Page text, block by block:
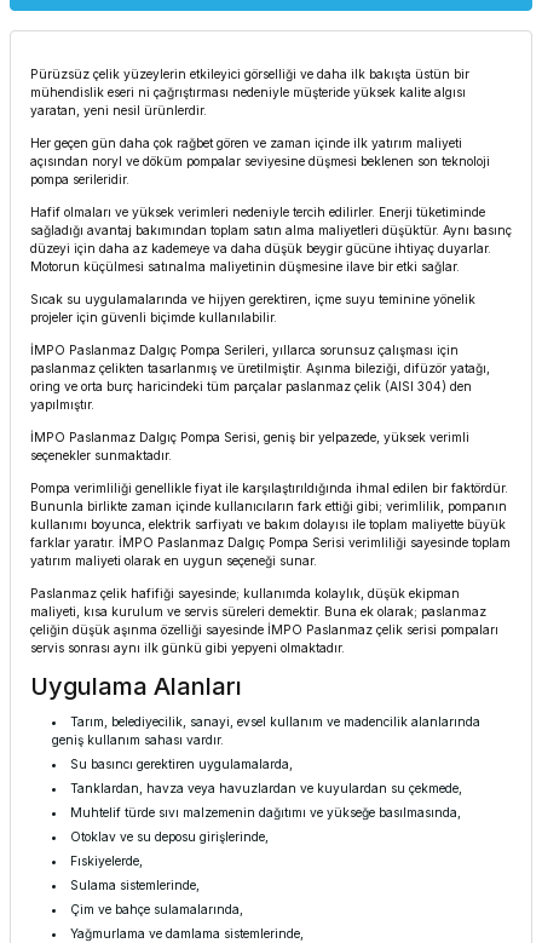
Pürüzsüz çelik yüzeylerin etkileyici görselliği ve daha ilk bakışta üstün bir
mühendislik eseri ni çağrıştırması nedeniyle müşteride yüksek kalite algısı
yaratan, yeni nesil ürünlerdir.
Her geçen gün daha çok rağbet gören ve zaman içinde ilk yatırım maliyeti
açısından noryl ve döküm pompalar seviyesine düşmesi beklenen son teknoloji
pompa serileridir.
Hafif olmaları ve yüksek verimleri nedeniyle tercih edilirler. Enerji tüketiminde
sağladığı avantaj bakımından toplam satın alma maliyetleri düşüktür. Aynı basınç
düzeyi için daha az kademeye va daha düşük beygir gücüne ihtiyaç duyarlar.
Motorun küçülmesi satınalma maliyetinin düşmesine ilave bir etki sağlar.
Sıcak su uygulamalarında ve hijyen gerektiren, içme suyu teminine yönelik
projeler için güvenli biçimde kullanılabilir.
İMPO Paslanmaz Dalgıç Pompa Serileri, yıllarca sorunsuz çalışması için
paslanmaz çelikten tasarlanmış ve üretilmiştir. Aşınma bileziği, difüzör yatağı,
oring ve orta burç haricindeki tüm parçalar paslanmaz çelik (AISI 304) den
yapılmıştır.
İMPO Paslanmaz Dalgıç Pompa Serisi, geniş bir yelpazede, yüksek verimli
seçenekler sunmaktadır.
Pompa verimliliği genellikle fiyat ile karşılaştırıldığında ihmal edilen bir faktördür.
Bununla birlikte zaman içinde kullanıcıların fark ettiği gibi; verimlilik, pompanın
kullanımı boyunca, elektrik sarfiyatı ve bakım dolayısı ile toplam maliyette büyük
farklar yaratır. İMPO Paslanmaz Dalgıç Pompa Serisi verimliliği sayesinde toplam
yatırım maliyeti olarak en uygun seçeneği sunar.
Paslanmaz çelik hafifiği sayesinde; kullanımda kolaylık, düşük ekipman
maliyeti, kısa kurulum ve servis süreleri demektir. Buna ek olarak; paslanmaz
çeliğin düşük aşınma özelliği sayesinde İMPO Paslanmaz çelik serisi pompaları
servis sonrası aynı ilk günkü gibi yepyeni olmaktadır.
Uygulama Alanları
Tarım, belediyecilik, sanayi, evsel kullanım ve madencilik alanlarında
geniş kullanım sahası vardır.
Su basıncı gerektiren uygulamalarda,
Tanklardan, havza veya havuzlardan ve kuyulardan su çekmede,
Muhtelif türde sıvı malzemenin dağıtımı ve yükseğe basılmasında,
Otoklav ve su deposu girişlerinde,
Fıskiyelerde,
Sulama sistemlerinde,
Çim ve bahçe sulamalarında,
Yağmurlama ve damlama sistemlerinde,